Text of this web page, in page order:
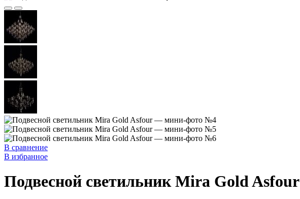
В сравнение
В избранное
Подвесной светильник Mira Gold Asfour